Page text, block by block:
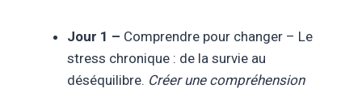
Jour 1 – Comprendre pour changer – Le
stress chronique : de la survie au
déséquilibre. Créer une compréhension